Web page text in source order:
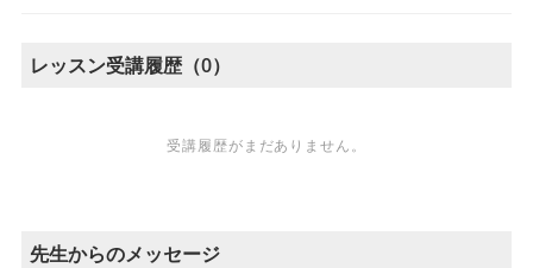
レッスン受講履歴（0）
受講履歴がまだありません。
先生からのメッセージ